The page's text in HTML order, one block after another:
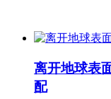
离开地球表
配